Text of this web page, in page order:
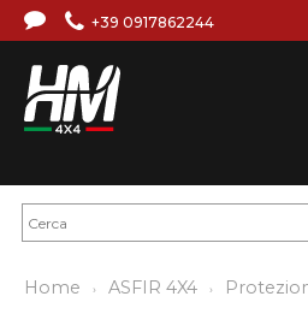
+39 0917862244
Home ASFIR 4X4